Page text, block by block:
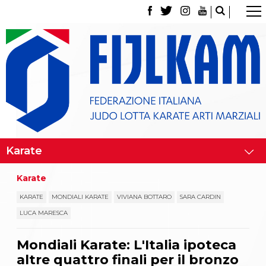
La Federazione
Tesseramento
Contatti
Norme e modulistica Affiliazioni e Tesseramenti
Classifica Società Sportive con più di 100 atleti
tesserati
Giustizia Sportiva
Partners
News
Attività Didattica
Karate
KARATE MONDIALI KARATE VIVIANA BOTTARO SARA CARDIN
LUCA MARESCA
Mondiali Karate: L'Italia ipoteca
altre quattro finali per il bronzo